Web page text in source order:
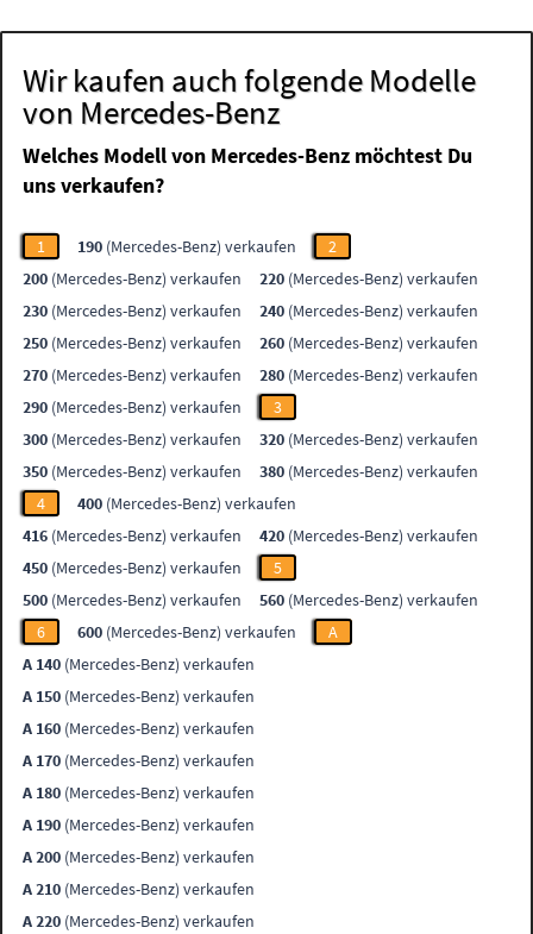
Wir kaufen auch folgende Modelle
von Mercedes-Benz
Welches Modell von Mercedes-Benz möchtest Du
uns verkaufen?
1 190 (Mercedes-Benz) verkaufen
2
200 (Mercedes-Benz) verkaufen 220 (Mercedes-Benz) verkaufen
230 (Mercedes-Benz) verkaufen 240 (Mercedes-Benz) verkaufen
250 (Mercedes-Benz) verkaufen 260 (Mercedes-Benz) verkaufen
270 (Mercedes-Benz) verkaufen 280 (Mercedes-Benz) verkaufen
290 (Mercedes-Benz) verkaufen
3
300 (Mercedes-Benz) verkaufen 320 (Mercedes-Benz) verkaufen
350 (Mercedes-Benz) verkaufen 380 (Mercedes-Benz) verkaufen
4
400 (Mercedes-Benz) verkaufen
416 (Mercedes-Benz) verkaufen 420 (Mercedes-Benz) verkaufen
450 (Mercedes-Benz) verkaufen
5
500 (Mercedes-Benz) verkaufen 560 (Mercedes-Benz) verkaufen
6
600 (Mercedes-Benz) verkaufen
A
A 140 (Mercedes-Benz) verkaufen
A 150 (Mercedes-Benz) verkaufen
A 160 (Mercedes-Benz) verkaufen
A 170 (Mercedes-Benz) verkaufen
A 180 (Mercedes-Benz) verkaufen
A 190 (Mercedes-Benz) verkaufen
A 200 (Mercedes-Benz) verkaufen
A 210 (Mercedes-Benz) verkaufen
A 220 (Mercedes-Benz) verkaufen